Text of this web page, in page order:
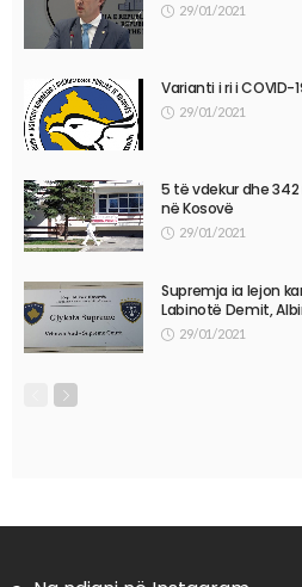
29/01/2021
Varianti i ri i
29/01/2021
5 të vdekur dhe
në Kosovë
29/01/2021
Supremja ia lejon
Labinotë Demit,
29/01/2021